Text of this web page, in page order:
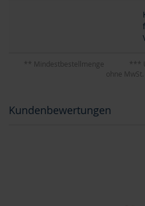
** Mindestbestellmenge
***
ohne MwSt.
Kundenbewertungen